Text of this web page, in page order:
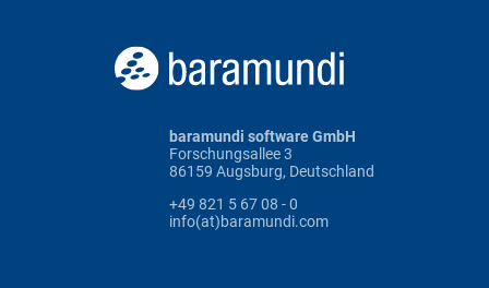
baramundi software GmbH
Forschungsallee 3
86159 Augsburg, Deutschland
+49 821 5 67 08 - 0
info(at)baramundi.com